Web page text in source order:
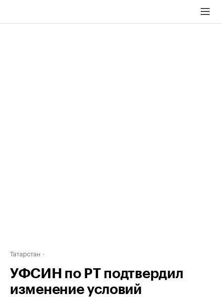
Татарстан
УФСИН по РТ подтвердил
изменение условий